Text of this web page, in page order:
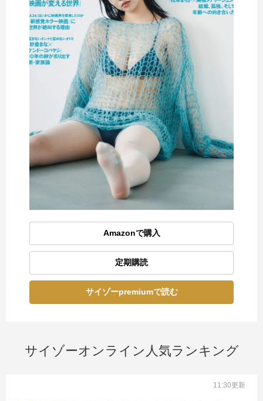
Amazonで購入
定期購読
サイゾーpremiumで読む
サイゾーオンライン人気ランキング
11:30更新